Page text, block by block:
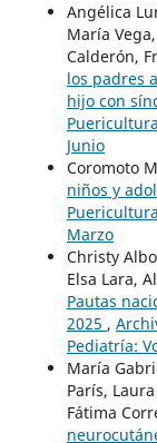
Angélica
María
Calderón,
los padres
hijo con
Junio
Coromoto
niños y
Marzo
Christy
Elsa Lara,
Pautas
2025 ,
Pediatría:
María
París,
Fátima